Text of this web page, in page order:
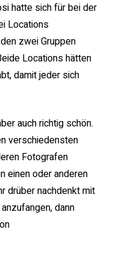
hatte sich für bei der
Locations
zwei Gruppen
Locations hätten
damit jeder sich
auch richtig schön.
verschiedensten
Fotografen
einen oder anderen
drüber nachdenkt mit
dann